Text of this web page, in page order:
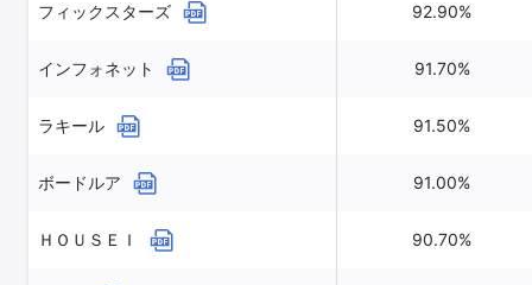
フィックスターズ 92.90%
インフォネット 91.70%
ラキール 91.50%
ボードルア 91.00%
ＨＯＵＳＥＩ 90.70%